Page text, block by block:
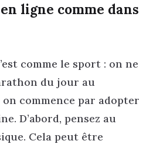
ligne comme dans
comme le sport : on ne
du jour au
commence par adopter
D’abord, pensez au
Cela peut être